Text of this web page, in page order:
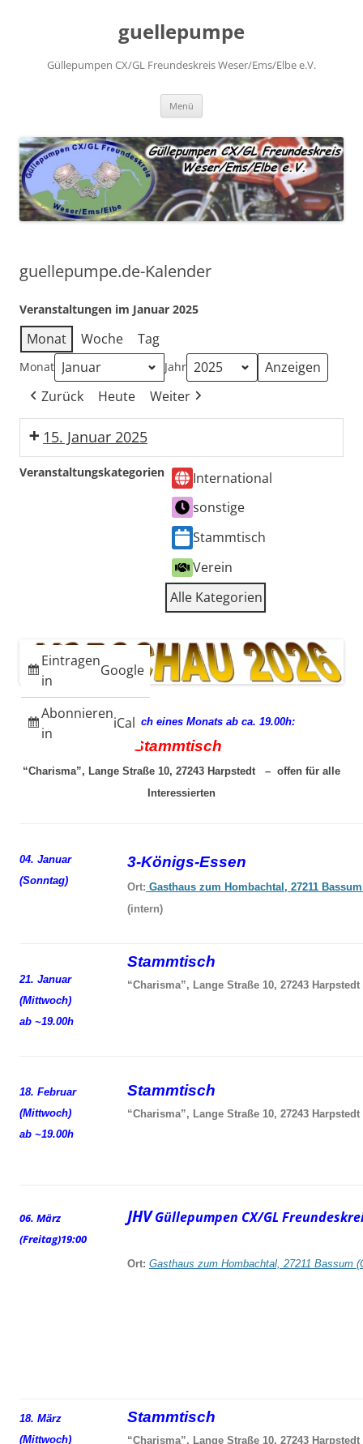
guellepumpe
Güllepumpen CX/GL Freundeskreis Weser/Ems/Elbe e.V.
Menü
guellepumpe.de-Kalender
Veranstaltungen im Januar 2025
Monat Woche Tag
Monat Jahr
Zurück Heute Weiter
15. Januar 2025
Stammtisch
Veranstaltungskategorien
International
sonstige
Stammtisch
Verein
Alle Kategorien
Eintragen
in
Google
Abonnieren
in
iCal
jeden 3. Mittwoch eines Monats ab ca. 19.00h:
Stammtisch
“Charisma”, Lange Straße 10, 27243 Harpstedt – offen für alle
Interessierten
04. Januar
(Sonntag)
3-Königs-Essen
Ort: Gasthaus zum Hombachtal, 27211
(intern)
21. Januar
(Mittwoch)
ab ~19.00h
Stammtisch
“Charisma”, Lange Straße 10, 27243 Harpstedt
18. Februar
(Mittwoch)
ab ~19.00h
Stammtisch
“Charisma”, Lange Straße 10, 27243 Harpstedt
06. März
(Freitag)19:00
JHV Güllepumpen CX/GL
Ort: Gasthaus zum Hombachtal, 27211 Bassum
18. März
(Mittwoch)
Stammtisch
“Charisma”, Lange Straße 10, 27243 Harpstedt